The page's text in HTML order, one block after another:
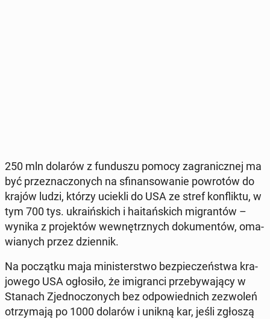
250 mln dolarów z fun­du­szu pomocy za­gra­nicz­nej ma
być prze­zna­czo­nych na sfi­nan­so­wa­nie po­wro­tów do
krajów ludzi, którzy uciekli do USA ze stref kon­flik­tu, w
tym 700 tys. ukra­iń­skich i ha­itań­skich mi­gran­tów –
wynika z pro­jek­tów we­wnętrz­nych do­ku­men­tów, oma­
wia­nych przez dzien­nik.
Na po­cząt­ku maja mi­ni­ster­stwo bez­pie­czeń­stwa kra­
jo­we­go USA ogło­si­ło, że imi­gran­ci prze­by­wa­ją­cy w
Stanach Zjed­no­czo­nych bez od­po­wied­nich ze­zwo­leń
otrzy­ma­ją po 1000 dolarów i unikną kar, jeśli zgłoszą